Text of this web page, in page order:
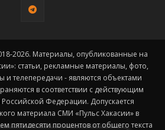
2026. Материалы, опубликованные на
статьи, рекламные материалы, фото,
и телепередачи - являются объектами
в соответствии с действующим
Российской Федерации. Допускается
материала СМИ «Пульс Хакасии» в
процентов от общего текста